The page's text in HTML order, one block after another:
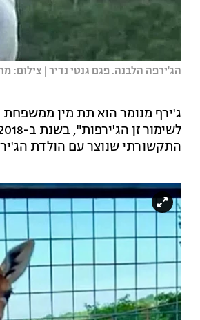
הג'ירפה הלבנה. פגם גנטי נדיר | צילום:
ג'ירף מנומר הוא תת מין ממשפחת
התקשורתי שנוצר עם הולדת